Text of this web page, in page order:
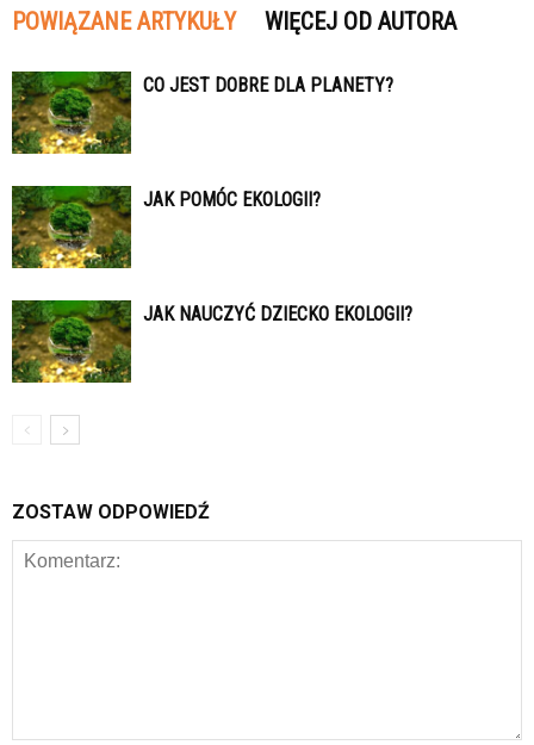
POWIĄZANE ARTYKUŁY WIĘCEJ OD AUTORA
CO JEST DOBRE DLA PLANETY?
JAK POMÓC EKOLOGII?
JAK NAUCZYĆ DZIECKO EKOLOGII?
ZOSTAW ODPOWIEDŹ